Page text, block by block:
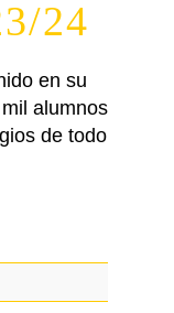
24
en su
alumnos
de todo